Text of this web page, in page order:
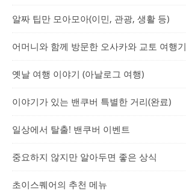
알짜 팁만 모아모아(이민, 관광, 생활 등)
어머니와 함께 방문한 오사카와 교토 여행기
옛날 여행 이야기 (아날로그 여행)
이야기가 있는 밴쿠버 특별한 거리(완료)
일상에서 탈출! 밴쿠버 이벤트
중요하지 않지만 알아두면 좋은 상식
초이스퀘어의 추천 메뉴